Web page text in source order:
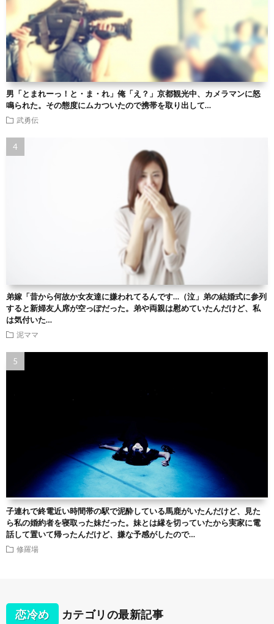
男「とまれーっ！と・ま・れ」俺「え？」京都観光中、カメラマンに怒
鳴られた。その態度にムカついたので携帯を取り出して…
武勇伝
弟嫁「昔から何故か女友達に嫌われてるんです…（泣」弟の結婚式に参列
すると新婦友人席が空っぽだった。弟や両親は慰めていたんだけど、私
は気付いた…
泥ママ
子連れで終電近い時間帯の駅で泥酔している馬鹿がいたんだけど、見た
ら私の婚約者を寝取った妹だった。妹とは縁を切っていたから実家に電
話して置いて帰ったんだけど、嫌な予感がしたので…
修羅場
恋冷め カテゴリの最新記事